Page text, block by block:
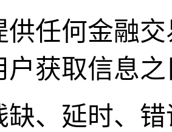
供任何金融
户获取信息
缺、延时、